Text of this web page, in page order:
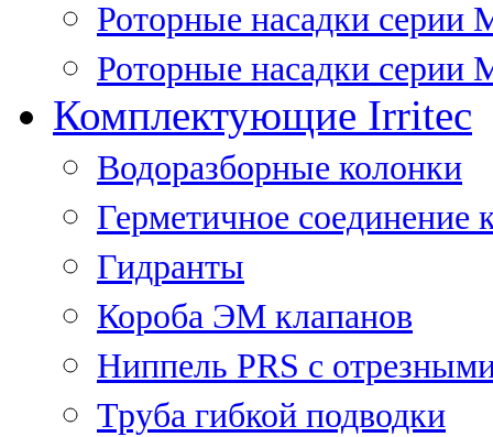
Роторные насадки серии
Роторные насадки серии
Комплектующие Irritec
Водоразборные колонки
Герметичное соединение
Гидранты
Короба ЭМ клапанов
Ниппель PRS с
Труба гибкой подводки